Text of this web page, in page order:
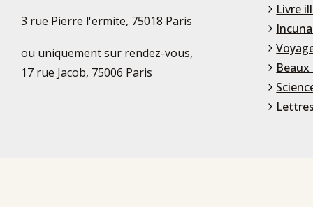
3 rue Pierre l'ermite, 75018 Paris
ou uniquement sur rendez-vous,
17 rue Jacob, 75006 Paris
Livre